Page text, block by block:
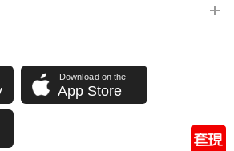
Download on the
App Store